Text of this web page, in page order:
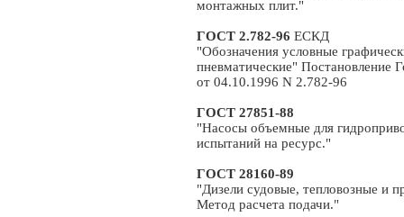
монтажных плит."
ГОСТ 2.782-96 ЕСКД
"Обозначения условные
пневматические" Постановление
от 04.10.1996 N 2.782-96
ГОСТ 27851-88
"Насосы объемные для
испытаний на ресурс."
ГОСТ 28160-89
"Дизели судовые, тепловозные и
Метод расчета подачи."